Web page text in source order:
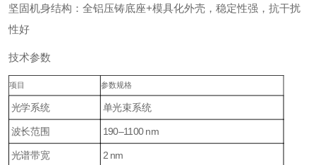
坚固机身结构：全铝压铸底座+模具化外壳，稳定性强，抗干扰
性好
技术参数
项目 参数规格
光学系统 单光束系统
波长范围 190–1100 nm
光谱带宽 2 nm